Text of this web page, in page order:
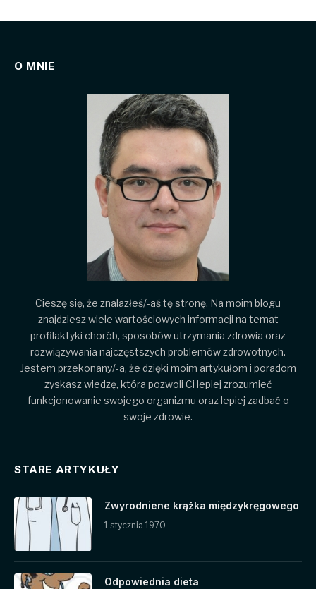
O MNIE
Cieszę się, że znalazłeś/-aś tę stronę. Na moim blogu
znajdziesz wiele wartościowych informacji na temat
profilaktyki chorób, sposobów utrzymania zdrowia oraz
rozwiązywania najczęstszych problemów zdrowotnych.
Jestem przekonany/-a, że dzięki moim artykułom i poradom
zyskasz wiedzę, która pozwoli Ci lepiej zrozumieć
funkcjonowanie swojego organizmu oraz lepiej zadbać o
swoje zdrowie.
STARE ARTYKUŁY
Zwyrodniene krążka międzykręgowego
1 stycznia 1970
Odpowiednia dieta